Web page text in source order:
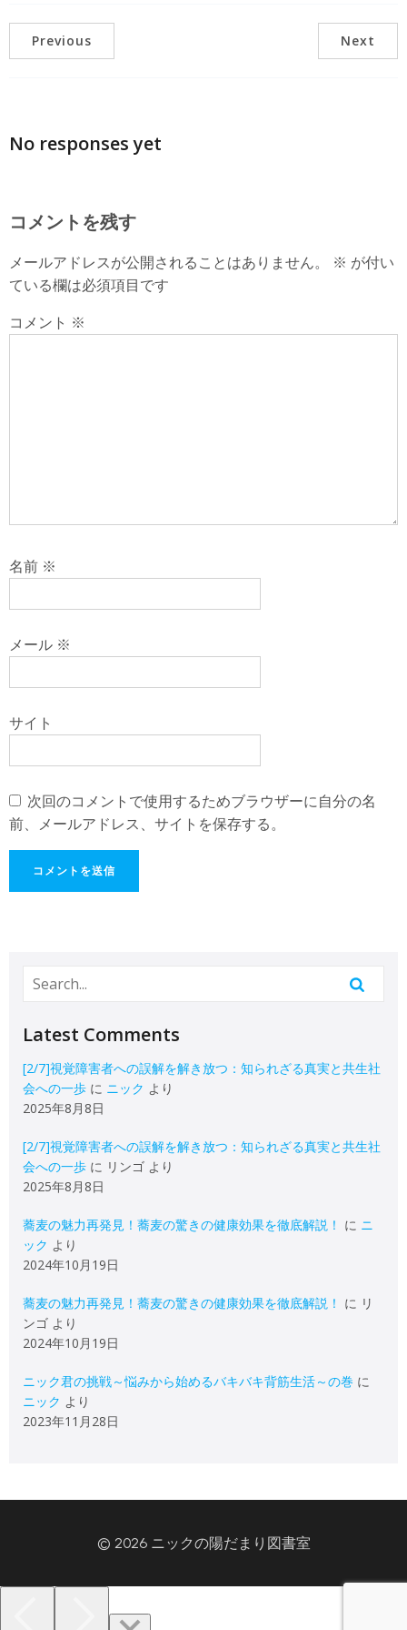
Previous Next
No responses yet
コメントを残す
メールアドレスが公開されることはありません。 ※ が付い
ている欄は必須項目です
コメント ※
名前 ※
メール ※
サイト
次回のコメントで使用するためブラウザーに自分の名
前、メールアドレス、サイトを保存する。
Latest Comments
[2/7]視覚障害者への誤解を解き放つ：知られざる真実と共生社
会への一歩 に ニック より
2025年8月8日
[2/7]視覚障害者への誤解を解き放つ：知られざる真実と共生社
会への一歩 に リンゴ より
2025年8月8日
蕎麦の魅力再発見！蕎麦の驚きの健康効果を徹底解説！ に ニ
ック より
2024年10月19日
蕎麦の魅力再発見！蕎麦の驚きの健康効果を徹底解説！ に リ
ンゴ より
2024年10月19日
ニック君の挑戦～悩みから始めるバキバキ背筋生活～の巻 に
ニック より
2023年11月28日
© 2026 ニックの陽だまり図書室